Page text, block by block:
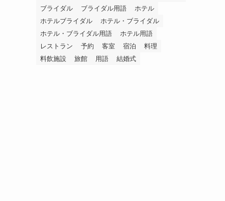
ブライダル
ブライダル用語
ホテル
ホテルブライダル
ホテル・ブライダル
ホテル・ブライダル用語
ホテル用語
レストラン
予約 客室 宿泊
料理
料飲施設
旅館 用語 結婚式